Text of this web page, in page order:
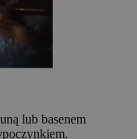
lub basenem